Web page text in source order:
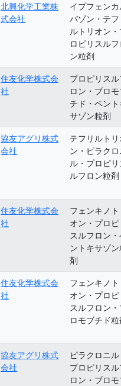
北興化学工業株
式会社
イプフェン
バゾン・テフ
ルトリオン
ロピリスルフ
ン粒剤
住友化学株式会
社
プロピリスル
ロン・ブロ
チド・ペント
サゾン粒剤
協友アグリ株式
会社
テフリルトリ
ン・ピラクロ
ル・プロピリ
ルフロン粒剤
住友化学株式会
社
フェンキノト
オン・プロピ
スルフロン
ントキサゾ
剤
住友化学株式会
社
フェンキノト
オン・プロピ
スルフロン
ロモブチド
協友アグリ株式
会社
ピラクロニル
プロピリスル
ロン・ブロ